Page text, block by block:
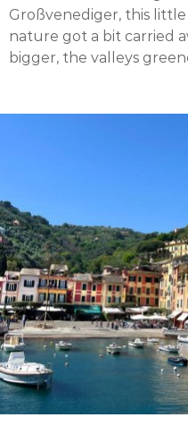
Großvenediger, this
nature got a bit carried
bigger, the valleys